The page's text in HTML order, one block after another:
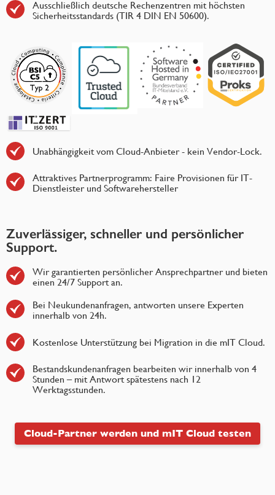
Ausschließlich deutsche Rechenzentren mit höchsten
Sicherheitsstandards (TIR 4 DIN EN 50600).
Unabhängigkeit vom Cloud-Anbieter - kein Vendor-Lock.
Attraktives Partnerprogramm: Faire Provisionen für IT-
Dienstleister und Softwarehersteller
Zuverlässiger, schneller und persönlicher
Support.
Wir garantierten persönlicher Ansprechpartner und bieten
einen 24/7 Support an.
Bei Neukundenanfragen, antworten unsere Experten
innerhalb von 24h.
Kostenlose Unterstützung bei Migration in die mIT Cloud.
Bestandskundenanfragen bearbeiten wir innerhalb von 4
Stunden – mit Antwort spätestens nach 12
Werktagsstunden.
Cloud-Partner werden und mIT Cloud testen